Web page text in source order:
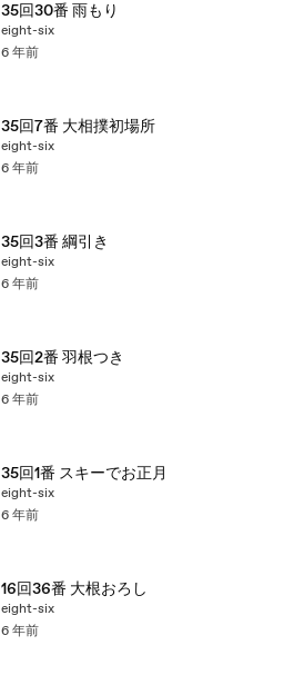
35回30番 雨もり
eight-six
6 年前
35回7番 大相撲初場所
eight-six
6 年前
35回3番 綱引き
eight-six
6 年前
35回2番 羽根つき
eight-six
6 年前
35回1番 スキーでお正月
eight-six
6 年前
16回36番 大根おろし
eight-six
6 年前